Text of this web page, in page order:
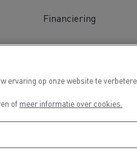
Financiering
ervaring op onze website te
of meer informatie over cookies.